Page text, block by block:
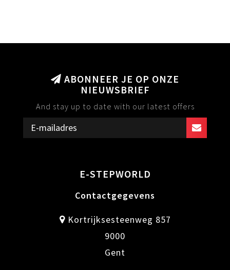
ABONNEER JE OP ONZE
NIEUWSBRIEF
And stay up to date with our latest offers
E-STEPWORLD
Contactgegevens
Kortrijksesteenweg 857
9000
Gent